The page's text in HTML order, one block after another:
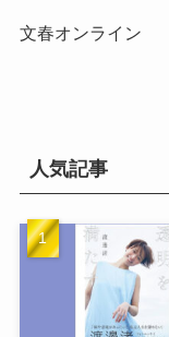
文春オンライン
人気記事